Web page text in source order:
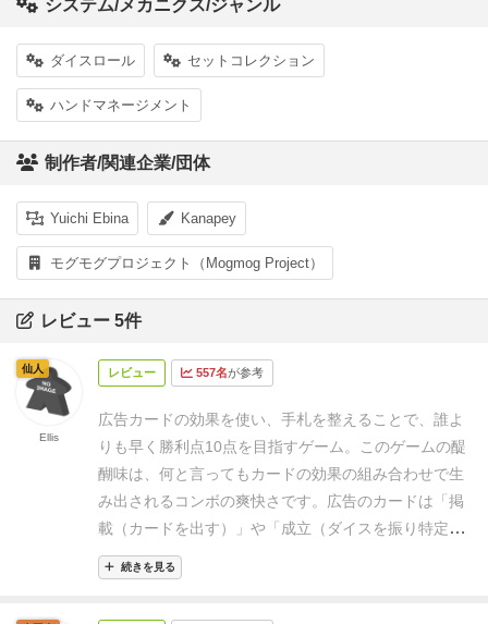
システム/メカニクス/ジャンル
ダイスロール セットコレクション
ハンドマネージメント
制作者/関連企業/団体
Yuichi Ebina Kanapey
モグモグプロジェクト（Mogmog Project）
レビュー 5件
レビュー 557名が参考
広告カードの効果を使い、手札を整えることで、誰よ
りも早く勝利点10点を目指すゲーム。
このゲームの醍
醐味は、何と言ってもカードの効果の組み合わせで生
み出されるコンボの爽快さです。 広告のカードは「掲
載（カードを出す）」や「成立（ダイスを振り特定の
目を出す）」で効果が発動します。いくつかの広告を
掲載し、効果を組み合わせて発動させることで、大き
続きを見る
仙人
Ellis